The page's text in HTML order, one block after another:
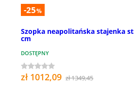
-25%
Szopka neapolitańska stajenka
cm
DOSTĘPNY
zł 1012,09 zł 1349,45